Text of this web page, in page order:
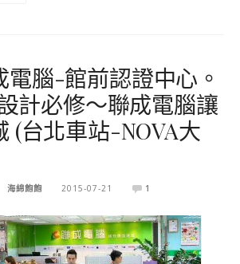
電腦-館前認證中心。
計必修～聯成電腦讓
(台北車站-NOVA大
海綿飽飽 2015-07-21 1